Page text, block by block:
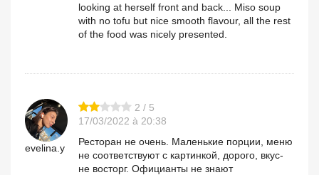
looking at herself front and back... Miso soup
with no tofu but nice smooth flavour, all the rest
of the food was nicely presented.
evelina.y
2 / 5
17/03/2022 à 20:38
Ресторан не очень. Маленькие порции, меню
не соответствуют с картинкой, дорого, вкус-
не восторг. Официанты не знают